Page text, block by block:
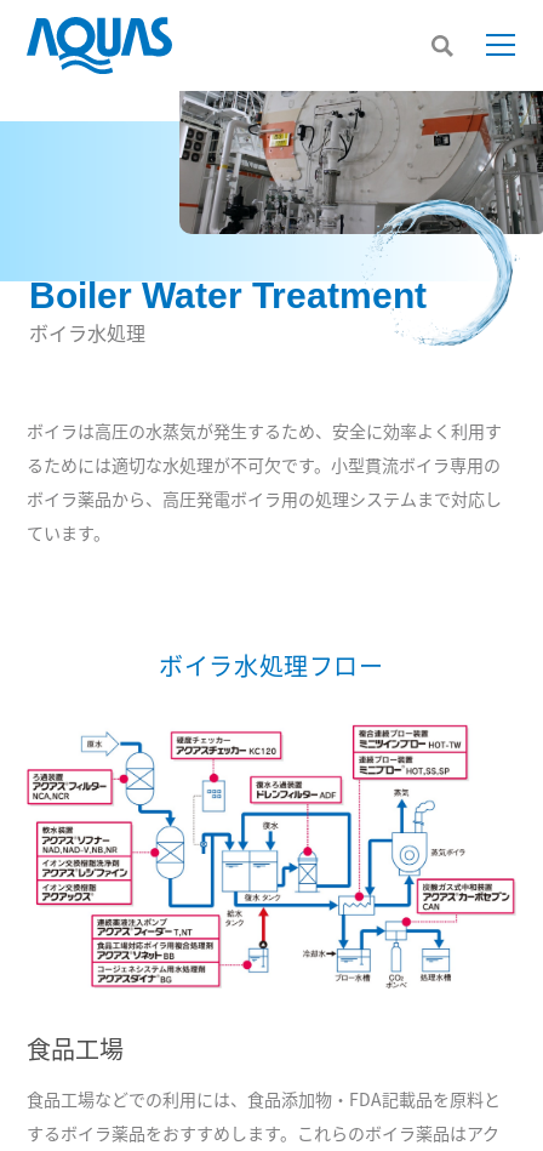
Boiler Water Treatment
ボイラ水処理
ボイラは高圧の水蒸気が発生するため、安全に効率よく利用す
るためには適切な水処理が不可欠です。小型貫流ボイラ専用の
ボイラ薬品から、高圧発電ボイラ用の処理システムまで対応し
ています。
ボイラ水処理フロー
食品工場
食品工場などでの利用には、食品添加物・FDA記載品を原料と
するボイラ薬品をおすすめします。これらのボイラ薬品はアク